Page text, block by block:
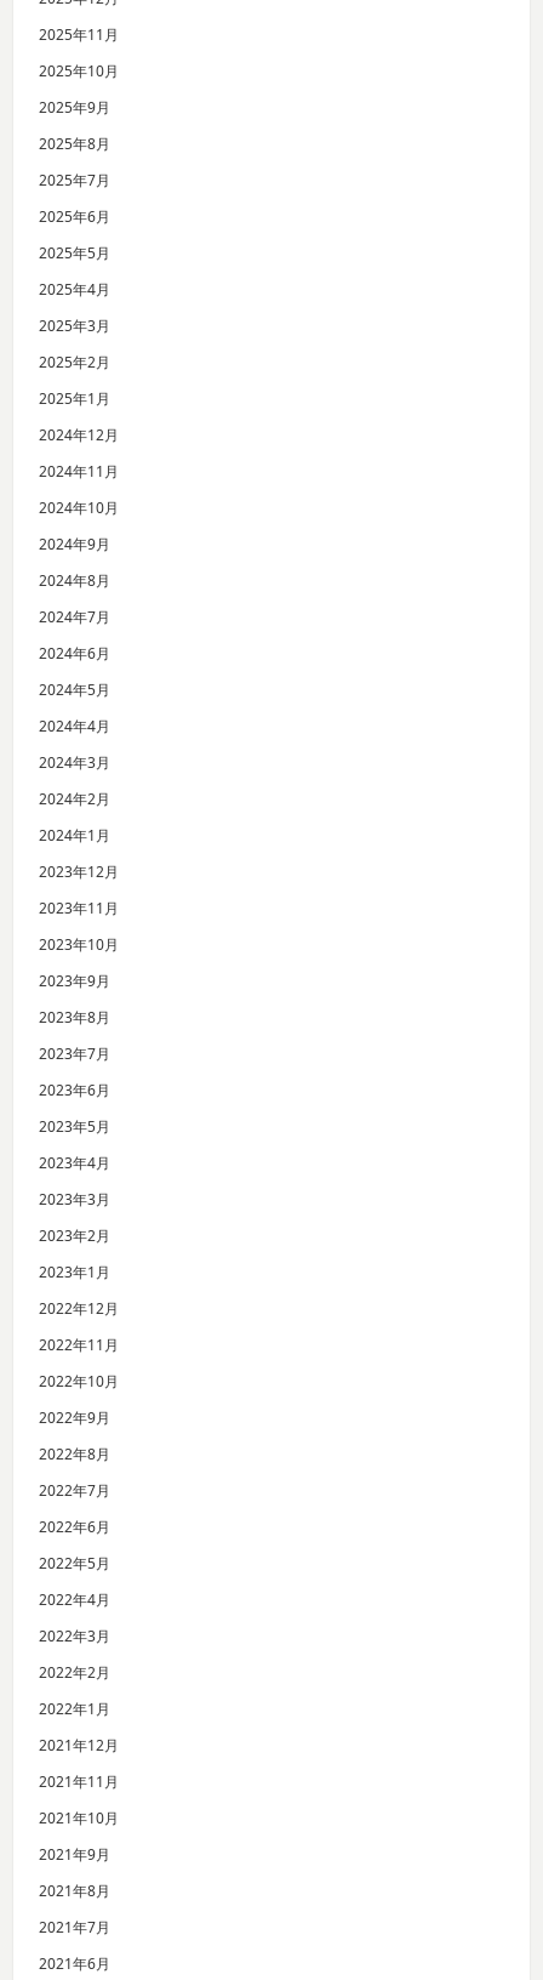
2025年11月
2025年10月
2025年9月
2025年8月
2025年7月
2025年6月
2025年5月
2025年4月
2025年3月
2025年2月
2025年1月
2024年12月
2024年11月
2024年10月
2024年9月
2024年8月
2024年7月
2024年6月
2024年5月
2024年4月
2024年3月
2024年2月
2024年1月
2023年12月
2023年11月
2023年10月
2023年9月
2023年8月
2023年7月
2023年6月
2023年5月
2023年4月
2023年3月
2023年2月
2023年1月
2022年12月
2022年11月
2022年10月
2022年9月
2022年8月
2022年7月
2022年6月
2022年5月
2022年4月
2022年3月
2022年2月
2022年1月
2021年12月
2021年11月
2021年10月
2021年9月
2021年8月
2021年7月
2021年6月